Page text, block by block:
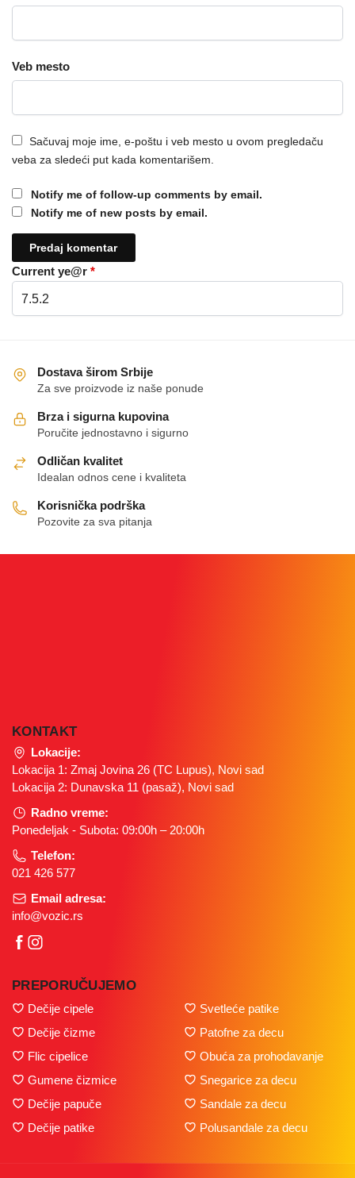
Veb mesto
Sačuvaj moje ime, e-poštu i veb mesto u ovom pregledaču
veba za sledeći put kada komentarišem.
Notify me of follow-up comments by email.
Notify me of new posts by email.
Current ye@r *
Dostava širom Srbije
Za sve proizvode iz naše ponude
Brza i sigurna kupovina
Poručite jednostavno i sigurno
Odličan kvalitet
Idealan odnos cene i kvaliteta
Korisnička podrška
Pozovite za sva pitanja
KONTAKT
Lokacije:
Lokacija 1: Zmaj Jovina 26 (TC Lupus), Novi sad
Lokacija 2: Dunavska 11 (pasaž), Novi sad
Radno vreme:
Ponedeljak - Subota: 09:00h – 20:00h
Telefon:
021 426 577
Email adresa:
info@vozic.rs
PREPORUČUJEMO
Dečije cipele
Dečije čizme
Flic cipelice
Gumene čizmice
Dečije papuče
Dečije patike
Svetleće patike
Patofne za decu
Obuća za prohodavanje
Snegarice za decu
Sandale za decu
Polusandale za decu